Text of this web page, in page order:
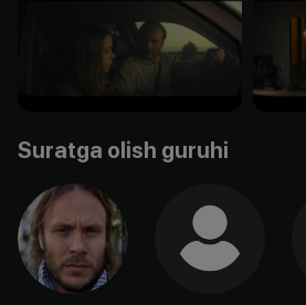
Suratga olish guruhi